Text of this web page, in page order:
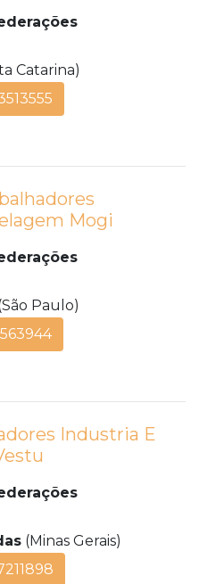
Catarina)
Mogi
Paulo)
Industria E
(Minas Gerais)